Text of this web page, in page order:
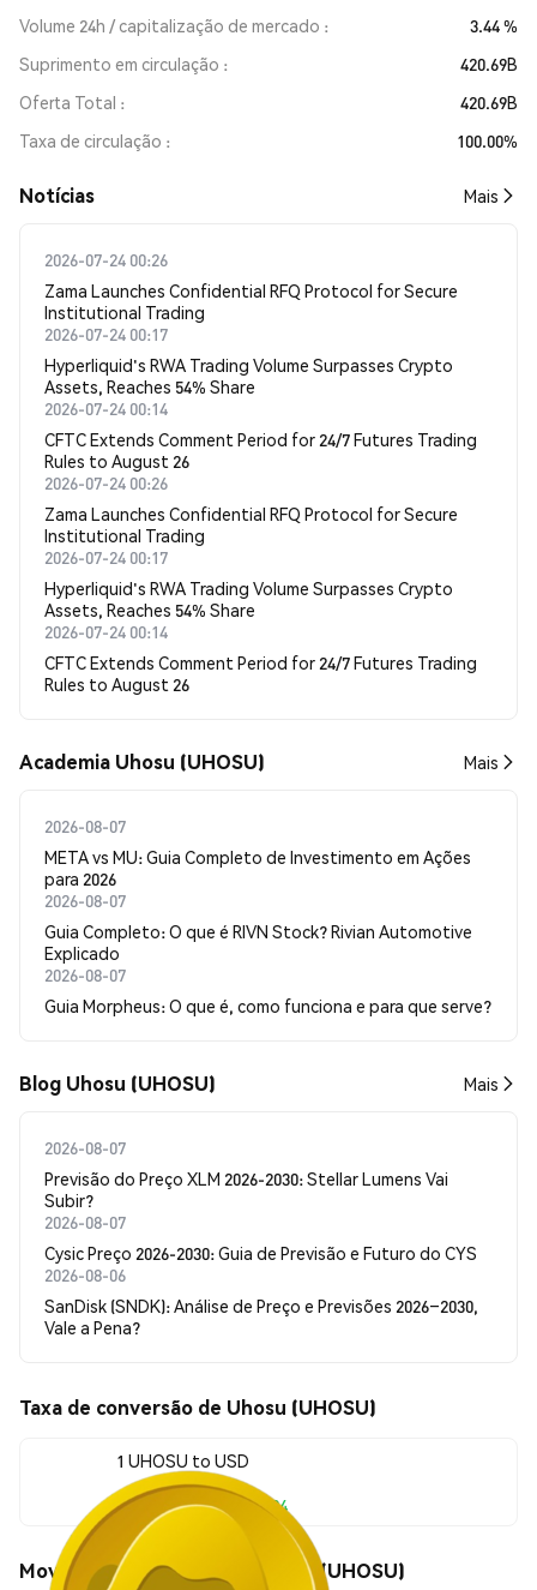
Volume 24h / capitalização de mercado
3.44 %
Suprimento em circulação
420.69B
Oferta Total
420.69B
Taxa de circulação
100.00%
​​Notícias​​ Mais
2026-07-24 00:26
Zama Launches Confidential RFQ Protocol for Secure
Institutional Trading
2026-07-24 00:17
Hyperliquid's RWA Trading Volume Surpasses Crypto
Assets, Reaches 54% Share
2026-07-24 00:14
CFTC Extends Comment Period for 24/7 Futures Trading
Rules to August 26
2026-07-24 00:26
Zama Launches Confidential RFQ Protocol for Secure
Institutional Trading
2026-07-24 00:17
Hyperliquid's RWA Trading Volume Surpasses Crypto
Assets, Reaches 54% Share
2026-07-24 00:14
CFTC Extends Comment Period for 24/7 Futures Trading
Rules to August 26
Academia Uhosu (UHOSU) Mais
2026-08-07
META vs MU: Guia Completo de Investimento em Ações
para 2026
2026-08-07
Guia Completo: O que é RIVN Stock? Rivian Automotive
Explicado
2026-08-07
Guia Morpheus: O que é, como funciona e para que serve?
Blog Uhosu (UHOSU) Mais
2026-08-07
Previsão do Preço XLM 2026-2030: Stellar Lumens Vai
Subir?
2026-08-07
Cysic Preço 2026-2030: Guia de Previsão e Futuro do CYS
2026-08-06
SanDisk (SNDK): Análise de Preço e Previsões 2026–2030,
Vale a Pena?
Taxa de conversão de Uhosu (UHOSU)
1 UHOSU to USD
$0.0<sub>7</sub>1694
Movimentos de preço de Uhosu (UHOSU)